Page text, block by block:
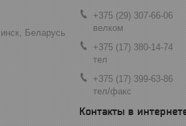
Беларусь
+375 (29) 307-66-06
велком
+375 (17) 380-14-74
тел
+375 (17) 399-63-86
тел/факс